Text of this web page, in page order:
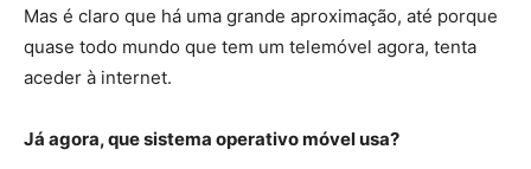
Mas é claro que há uma grande aproximação, até porque
quase todo mundo que tem um telemóvel agora, tenta
aceder à internet.
Já agora, que sistema operativo móvel usa?